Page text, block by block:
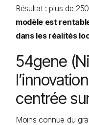
Résultat : plus de
modèle est
dans les réalités
54gene
centrée
Moins connue du